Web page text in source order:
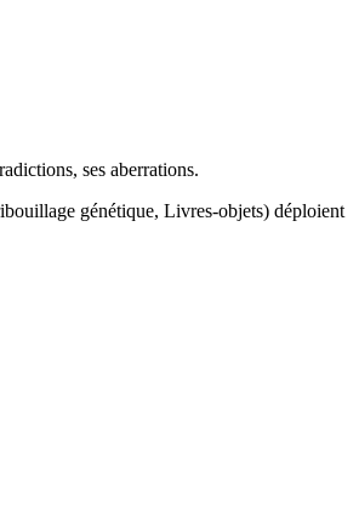
ses aberrations.
génétique, Livres-objets) déploient